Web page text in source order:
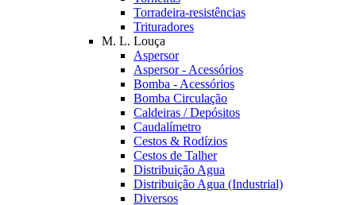
Torradeira-resistências
Trituradores
M. L. Louça
Aspersor
Aspersor - Acessórios
Bomba - Acessórios
Bomba Circulação
Caldeiras / Depósitos
Caudalímetro
Cestos & Rodízios
Cestos de Talher
Distribuição Agua
Distribuição Agua (Industrial)
Diversos